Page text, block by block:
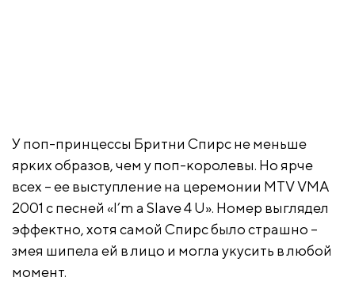
У поп-принцессы Бритни Спирс не меньше
ярких образов, чем у поп-королевы. Но ярче
всех – ее выступление на церемонии MTV VMA
2001 с песней «I’m a Slave 4 U». Номер выглядел
эффектно, хотя самой Спирс было страшно –
змея шипела ей в лицо и могла укусить в любой
момент.